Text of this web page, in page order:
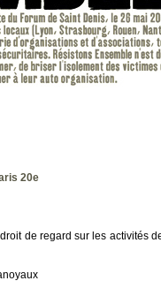
20e
de regard sur les activités